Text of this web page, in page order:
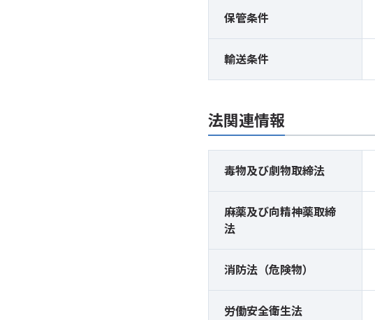
保管条件
輸送条件
法関連情報
毒物及び劇物取締法
麻薬及び向精神薬取締
法
消防法（危険物）
労働安全衛生法